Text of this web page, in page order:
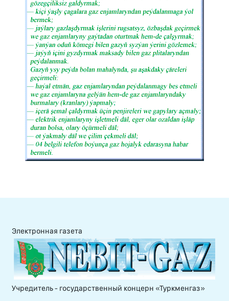
Электронная газета
Учредитель - государственный концерн «Туркменгаз»